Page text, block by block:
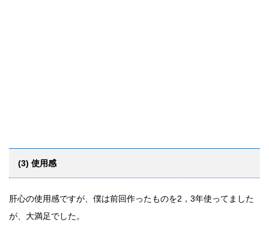
(3) 使用感
肝心の使用感ですが、僕は前回作ったものを2，3年使ってました
が、大満足でした。